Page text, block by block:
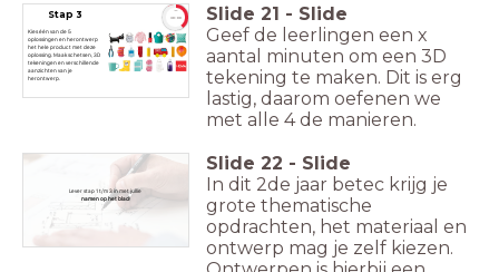
Stap 3
Kies één van de 5
oplossingen en herontwerp
het hele product met deze
oplossing. Maak schetsen, 3D
tekeningen en verschillende
aanzichten van je
herontwerp.
30:00 Slide 21 - Slide
Geef de leerlingen een x
aantal minuten om een 3D
tekening te maken. Dit is erg
lastig, daarom oefenen we
met alle 4 de manieren.
Lever stap 1 t/m 3 in met jullie
namen op het blad!
Slide 22 - Slide
In dit 2de jaar betec krijg je
grote thematische
opdrachten, het materiaal en
ontwerp mag je zelf kiezen.